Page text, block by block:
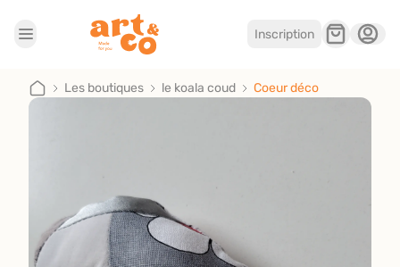
Inscription
Les boutiques
Je suis artisan
Les boutiques le koala coud Coeur déco